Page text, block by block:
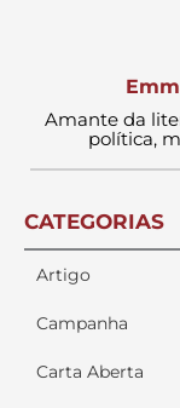
Amante da
política,
CATEGORIAS
Artigo
Campanha
Carta Aberta